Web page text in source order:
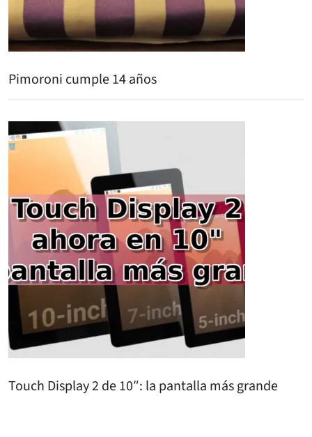
Pimoroni cumple 14 años
Touch Display 2 de 10″: la pantalla más grande